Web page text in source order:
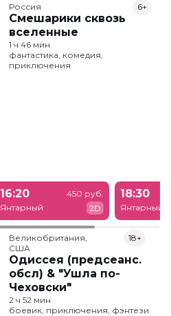
Россия
Смешарики сквозь
вселенные
6+
1 ч 46 мин
фантастика, комедия,
приключения
16:20
Янтарный
450 руб.
2D
18:30
Янтарный
Великобритания,
США
Одиссея (предсеанс.
обсл) & "Ушла по-
Чеховски"
18+
2 ч 52 мин
боевик, приключения, фэнтези